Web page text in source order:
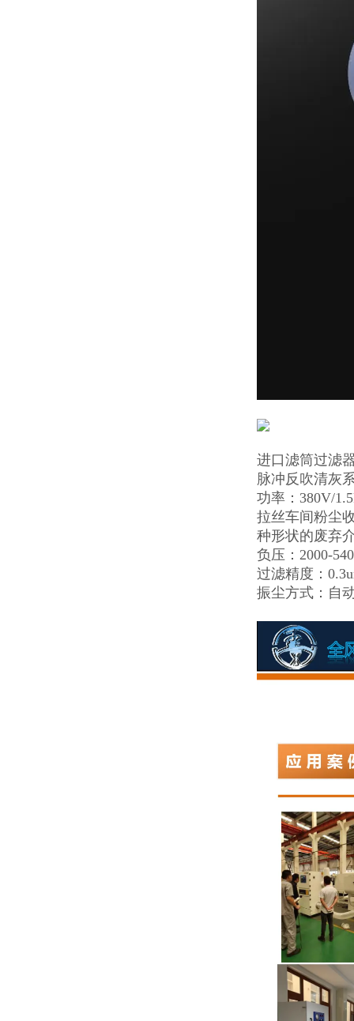
进口滤筒过滤
脉冲反吹清灰
功率：380V/
拉丝车间粉尘
种形状的废弃
负压：2000-
过滤精度：
振尘方式：自